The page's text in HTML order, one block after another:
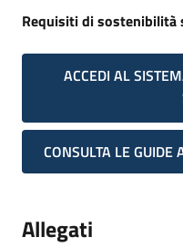
Requisiti di sostenibilità
ACCEDI AL
CONSULTA LE GUIDE
Allegati